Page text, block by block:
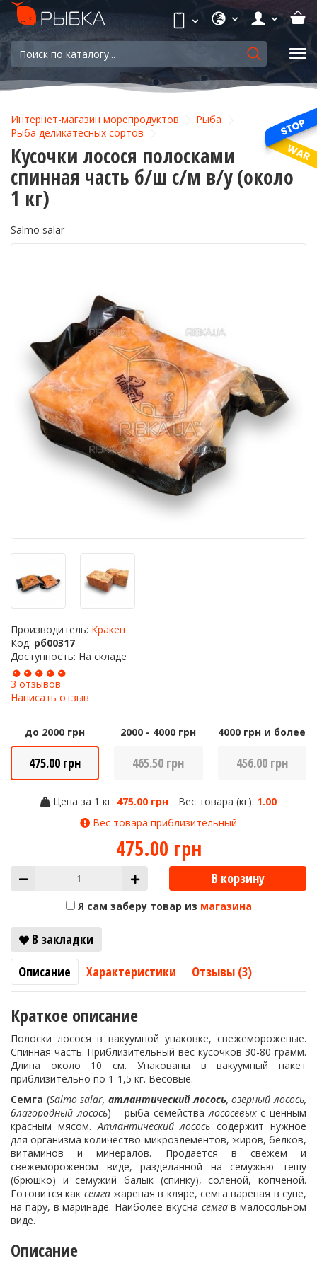
Интернет-магазин морепродуктов
Рыба
Рыба деликатесных сортов
Кусочки лосося полосками
спинная часть б/ш с/м в/у (около
1 кг)
Salmo salar
Производитель: Кракен
Код: рб00317
Доступность: На складе
3 отзывов
Написать отзыв
до 2000 грн
475.00 грн
2000 - 4000 грн
465.50 грн
4000 грн и более
456.00 грн
Цена за 1 кг: 475.00 грн Вес товара (кг): 1.00
Вес товара приблизительный
475.00 грн
В корзину
Я сам заберу товар из магазина
В закладки
Описание
Характеристики Отзывы (3)
Краткое описание
Полоски лосося в вакуумной упаковке, свежемороженые.
Спинная часть. Приблизительный вес кусочков 30-80 грамм.
Длина около 10 см. Упакованы в вакуумный пакет
приблизительно по 1-1,5 кг. Весовые.
Семга (Salmo salar,атлантический лосось, озерный лосось,
благородный лосось) – рыба семействалососевыхс ценным
красным мясом.Атлантический лосось содержит нужное
для организма количество микроэлементов, жиров, белков,
витаминов и минералов. Продается в свежем и
свежемороженом виде, разделанной на семужью тешу
(брюшко) и семужий балык (спинку), соленой, копченой.
Готовится как семгажареная в кляре, семга вареная в супе,
на пару, в маринаде. Наиболее вкусна семгав малосольном
виде.
Описание